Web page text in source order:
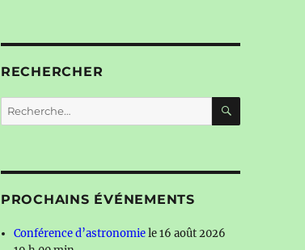
RECHERCHER
Recherche
pour :
PROCHAINS ÉVÉNEMENTS
Conférence d’astronomiele 16 août 2026